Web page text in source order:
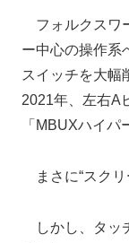
フォルクスワ
ー中心の操作系
スイッチを大幅
2021年、左右A
「MBUXハイパ
まさに“スクリ
しかし、タッ